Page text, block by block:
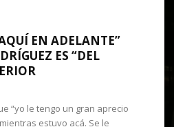
EN ADELANTE”
ES “DEL
“yo le tengo un gran aprecio
estuvo acá. Se le